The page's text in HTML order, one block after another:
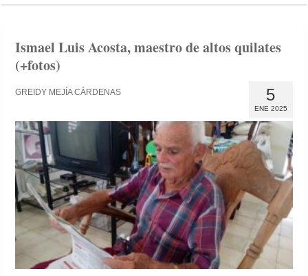
Ismael Luis Acosta, maestro de altos quilates
(+fotos)
5
ENE 2025
GREIDY MEJÍA CÁRDENAS